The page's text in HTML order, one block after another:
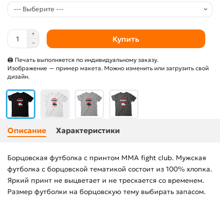
Купить
🖨 Печать выполняется по индивидуальному заказу.
Изображение — пример макета. Можно изменить или загрузить свой
дизайн.
Описание Характеристики
Борцовская футболка с принтом MMA fight club. Мужская
футболка с борцовской тематикой состоит из 100% хлопка.
Яркий принт не выцветает и не трескается со временем.
Размер футболки на борцовскую тему выбирать запасом.